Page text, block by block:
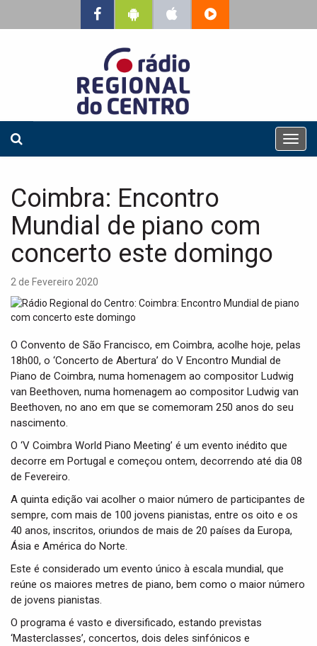
T
o
a
o
Coimbra: Encontro
Mundial de piano com
concerto este domingo
2 de Fevereiro 2020
O Convento de São Francisco, em Coimbra, acolhe hoje, pelas
18h00, o ‘Concerto de Abertura’ do V Encontro Mundial de
Piano de Coimbra, numa homenagem ao compositor Ludwig
van Beethoven, numa homenagem ao compositor Ludwig van
Beethoven, no ano em que se comemoram 250 anos do seu
nascimento.
O ‘V Coimbra World Piano Meeting’ é um evento inédito que
decorre em Portugal e começou ontem, decorrendo até dia 08
de Fevereiro.
A quinta edição vai acolher o maior número de participantes de
sempre, com mais de 100 jovens pianistas, entre os oito e os
40 anos, inscritos, oriundos de mais de 20 países da Europa,
Ásia e América do Norte.
Este é considerado um evento único à escala mundial, que
reúne os maiores metres de piano, bem como o maior número
de jovens pianistas.
O programa é vasto e diversificado, estando previstas
‘Masterclasses’, concertos, dois deles sinfónicos e